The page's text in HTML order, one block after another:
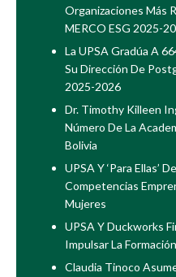
Organizaciones Más
MERCO ESG 2025-
La UPSA Gradúa A
Su Dirección De
2025-2026
Dr. Timothy Killeen
Número De La
Bolivia
UPSA Y ‘Para Ellas’
Competencias
Mujeres
UPSA Y Duckworks
Impulsar La
Claudia Tinoco